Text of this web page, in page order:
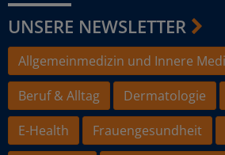
UNSERE NEWSLETTER
Allgemeinmedizin und Innere
Beruf & Alltag
Dermatologie
E-Health
Frauengesundheit